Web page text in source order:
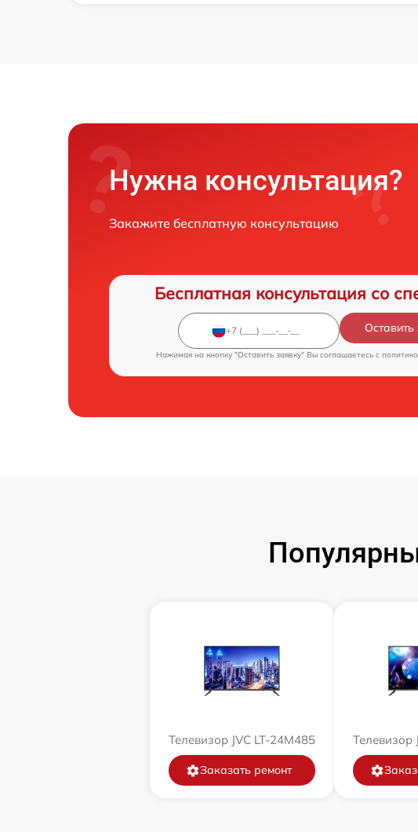
Нужна консультация?
Закажите бесплатную консультацию
Бесплатная консультация со
Оставить
Нажимая на кнопку "Оставить заявку" Вы соглашаетесь c
Телевизор JVC LT-24M485
Заказать ремонт
Телевизор